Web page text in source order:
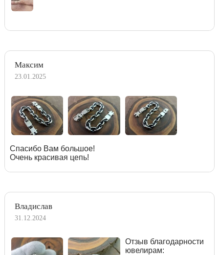
Максим
23.01.2025
Спасибо Вам большое!
Очень красивая цепь!
Владислав
31.12.2024
Отзыв благодарности
ювелирам: